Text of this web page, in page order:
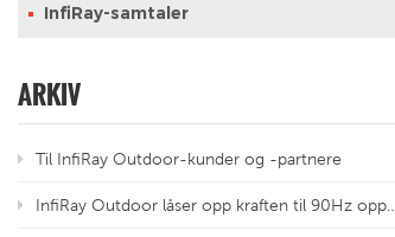
InfiRay-samtaler
ARKIV
Til InfiRay Outdoor-kunder og -partnere
InfiRay Outdoor låser opp kraften til 90Hz oppdateringsfrekvens